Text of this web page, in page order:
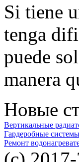
Si tiene
tenga
puede
manera
Новые
Вертикальные
Гардеробные
Ремонт